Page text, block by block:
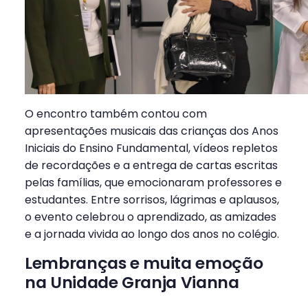
O encontro também contou com
apresentações musicais das crianças dos Anos
Iniciais do Ensino Fundamental, vídeos repletos
de recordações e a entrega de cartas escritas
pelas famílias, que emocionaram professores e
estudantes. Entre sorrisos, lágrimas e aplausos,
o evento celebrou o aprendizado, as amizades
e a jornada vivida ao longo dos anos no colégio.
Lembranças e muita emoção
na Unidade Granja Vianna